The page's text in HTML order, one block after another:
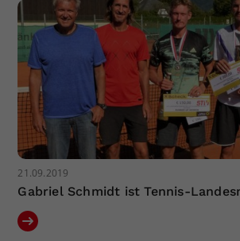
21.09.2019
Gabriel Schmidt ist Tennis-